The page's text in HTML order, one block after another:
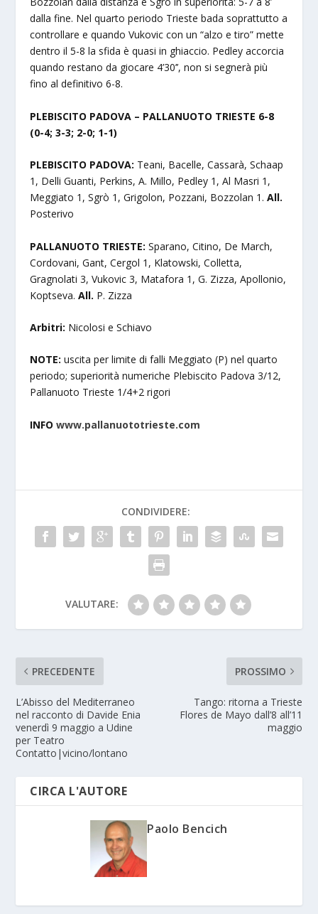
dalla fine. Nel quarto periodo Trieste bada soprattutto a
controllare e quando Vukovic con un “alzo e tiro” mette
dentro il 5-8 la sfida è quasi in ghiaccio. Pedley accorcia
quando restano da giocare 4’30’’, non si segnerà più
fino al definitivo 6-8.
PLEBISCITO PADOVA – PALLANUOTO TRIESTE 6-8
(0-4; 3-3; 2-0; 1-1)
PLEBISCITO PADOVA: Teani, Bacelle, Cassarà, Schaap
1, Delli Guanti, Perkins, A. Millo, Pedley 1, Al Masri 1,
Meggiato 1, Sgrò 1, Grigolon, Pozzani, Bozzolan 1.All.
Posterivo
PALLANUOTO TRIESTE: Sparano, Citino, De March,
Cordovani, Gant, Cergol 1, Klatowski, Colletta,
Gragnolati 3, Vukovic 3, Matafora 1, G. Zizza, Apollonio,
Koptseva.All. P. Zizza
Arbitri: Nicolosi e Schiavo
NOTE: uscita per limite di falli Meggiato (P) nel quarto
periodo; superiorità numeriche Plebiscito Padova 3/12,
Pallanuoto Trieste 1/4+2 rigori
INFOwww.pallanuototrieste.com
CONDIVIDERE:
VALUTARE:
PRECEDENTE
L’Abisso del Mediterraneo
nel racconto di Davide Enia
venerdì 9 maggio a Udine
per Teatro
Contatto|vicino/lontano
PROSSIMO
Tango: ritorna a Trieste
Flores de Mayo dall’8 all’11
maggio
CIRCA L'AUTORE
Paolo Bencich